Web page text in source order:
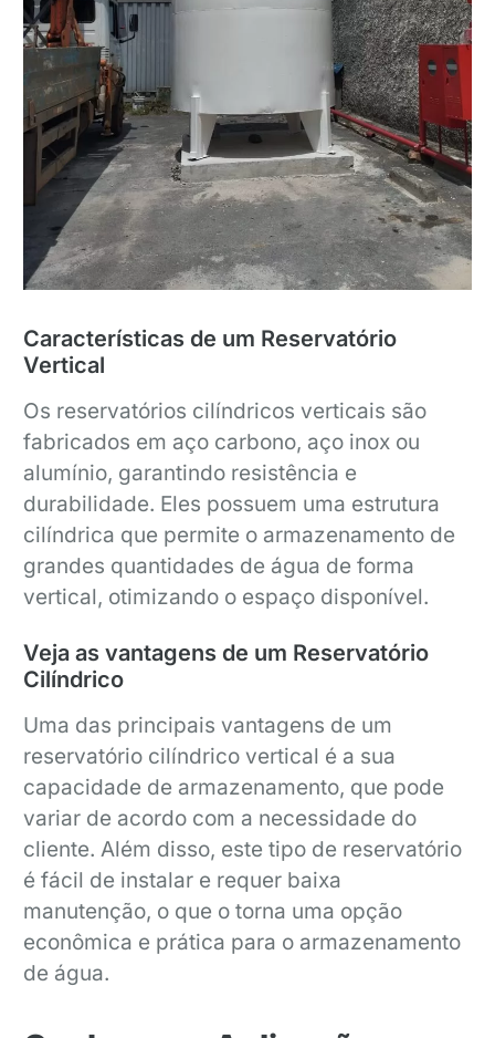
Características de um Reservatório
Vertical
Os reservatórios cilíndricos verticais são
fabricados em aço carbono, aço inox ou
alumínio, garantindo resistência e
durabilidade. Eles possuem uma estrutura
cilíndrica que permite o armazenamento de
grandes quantidades de água de forma
vertical, otimizando o espaço disponível.
Veja as vantagens de um Reservatório
Cilíndrico
Uma das principais vantagens de um
reservatório cilíndrico vertical é a sua
capacidade de armazenamento, que pode
variar de acordo com a necessidade do
cliente. Além disso, este tipo de reservatório
é fácil de instalar e requer baixa
manutenção, o que o torna uma opção
econômica e prática para o armazenamento
de água.